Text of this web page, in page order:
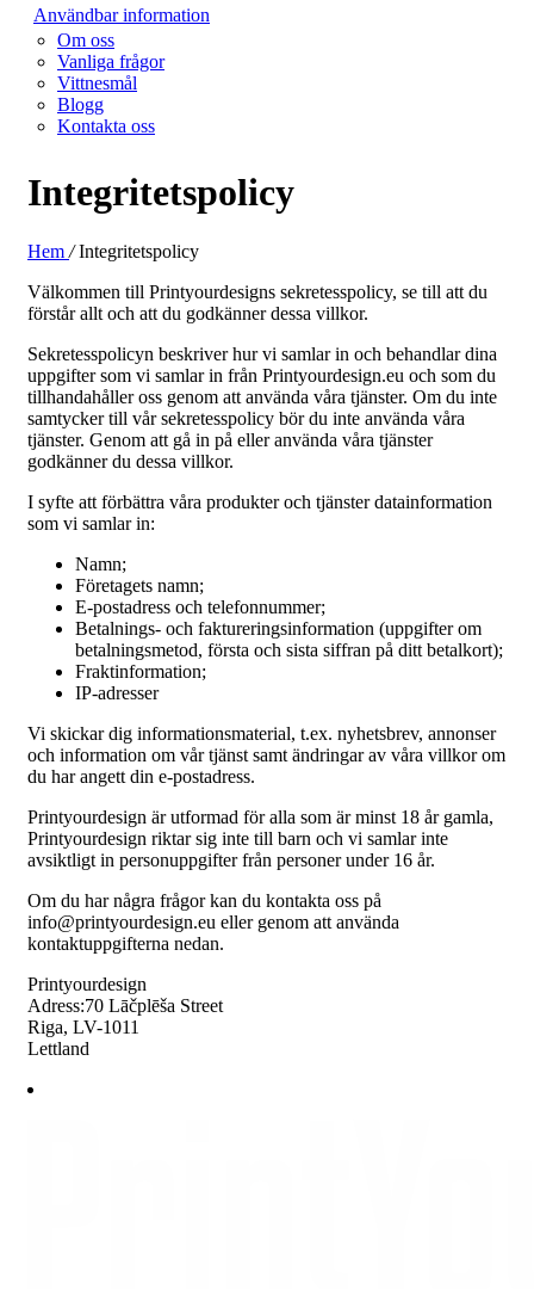
Användbar information
Om oss
Vanliga frågor
Vittnesmål
Blogg
Kontakta oss
Integritetspolicy
Hem /Integritetspolicy
Välkommen till Printyourdesigns sekretesspolicy, se till att du
förstår allt och att du godkänner dessa villkor.
Sekretesspolicyn beskriver hur vi samlar in och behandlar dina
uppgifter som vi samlar in från Printyourdesign.eu och som du
tillhandahåller oss genom att använda våra tjänster. Om du inte
samtycker till vår sekretesspolicy bör du inte använda våra
tjänster. Genom att gå in på eller använda våra tjänster
godkänner du dessa villkor.
I syfte att förbättra våra produkter och tjänster datainformation
som vi samlar in:
Namn;
Företagets namn;
E-postadress och telefonnummer;
Betalnings- och faktureringsinformation (uppgifter om
betalningsmetod, första och sista siffran på ditt betalkort);
Fraktinformation;
IP-adresser
Vi skickar dig informationsmaterial, t.ex. nyhetsbrev, annonser
och information om vår tjänst samt ändringar av våra villkor om
du har angett din e-postadress.
Printyourdesign är utformad för alla som är minst 18 år gamla,
Printyourdesign riktar sig inte till barn och vi samlar inte
avsiktligt in personuppgifter från personer under 16 år.
Om du har några frågor kan du kontakta oss på
info@printyourdesign.eu eller genom att använda
kontaktuppgifterna nedan.
Printyourdesign
Adress:70 Lāčplēša Street
Riga, LV-1011
Lettland